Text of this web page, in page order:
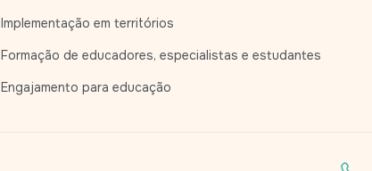
Implementação em territórios
Formação de educadores, especialistas e estudantes
Engajamento para educação